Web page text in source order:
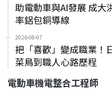
助電動車與AI發展 成大
率鋁包銅導線
2026-08-07
把「喜歡」變成職業！
菜鳥到職人心路歷程
電動車機電整合工程師